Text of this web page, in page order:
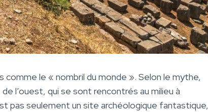
le « nombril du monde ». Selon le mythe,
l’ouest, qui se sont rencontrés au milieu à
pas seulement un site archéologique fantastique,